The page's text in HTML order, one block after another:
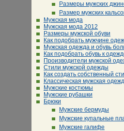
Размеры мужских
Размер мужских
Мужская мода
Мужская мода 2012
Размеры мужской обуви
Как подобрать мужчине
Мужская одежда и обувь
Как подобрать обувь к
Производители мужской
Стили мужской одежды
Как создать собственный
Классическая мужская
Мужские костюмы
Мужские рубашки
Брюки
Мужские бермуды
Мужские купальные
Мужские галифе